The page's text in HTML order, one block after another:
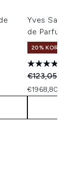
Yves
de
20%
€123,05
€1968,80